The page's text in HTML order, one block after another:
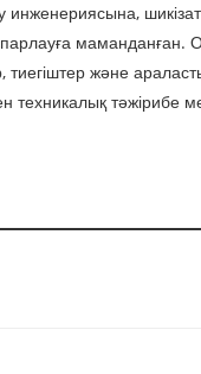
инженериясына,
тиегіштер және
тәжірибе